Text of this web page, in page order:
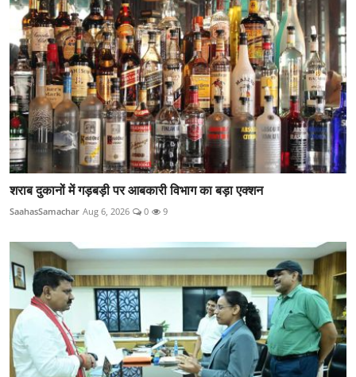
शराब दुकानों में गड़बड़ी पर आबकारी विभाग का बड़ा एक्शन
SaahasSamachar Aug 6, 2026 0 9